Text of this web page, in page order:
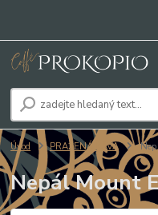
Úvod PRAŽENÁ KÁVA
Nepál Mount